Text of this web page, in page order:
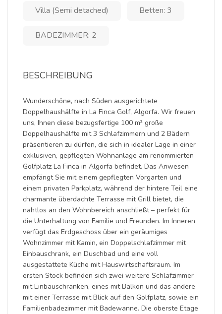
Villa (Semi detached) Betten: 3
BADEZIMMER: 2
BESCHREIBUNG
Wunderschöne, nach Süden ausgerichtete
Doppelhaushälfte in La Finca Golf, Algorfa. Wir freuen
uns, Ihnen diese bezugsfertige 100 m² große
Doppelhaushälfte mit 3 Schlafzimmern und 2 Bädern
präsentieren zu dürfen, die sich in idealer Lage in einer
exklusiven, gepflegten Wohnanlage am renommierten
Golfplatz La Finca in Algorfa befindet. Das Anwesen
empfängt Sie mit einem gepflegten Vorgarten und
einem privaten Parkplatz, während der hintere Teil eine
charmante überdachte Terrasse mit Grill bietet, die
nahtlos an den Wohnbereich anschließt – perfekt für
die Unterhaltung von Familie und Freunden. Im Inneren
verfügt das Erdgeschoss über ein geräumiges
Wohnzimmer mit Kamin, ein Doppelschlafzimmer mit
Einbauschrank, ein Duschbad und eine voll
ausgestattete Küche mit Hauswirtschaftsraum. Im
ersten Stock befinden sich zwei weitere Schlafzimmer
mit Einbauschränken, eines mit Balkon und das andere
mit einer Terrasse mit Blick auf den Golfplatz, sowie ein
Familienbadezimmer mit Badewanne. Die oberste Etage